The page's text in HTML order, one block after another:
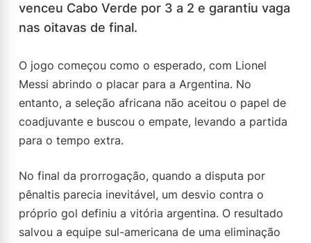
venceu Cabo Verde por 3 a 2 e garantiu vaga
nas oitavas de final.
O jogo começou como o esperado, com Lionel
Messi abrindo o placar para a Argentina. No
entanto, a seleção africana não aceitou o papel de
coadjuvante e buscou o empate, levando a partida
para o tempo extra.
No final da prorrogação, quando a disputa por
pênaltis parecia inevitável, um desvio contra o
próprio gol definiu a vitória argentina. O resultado
salvou a equipe sul-americana de uma eliminação